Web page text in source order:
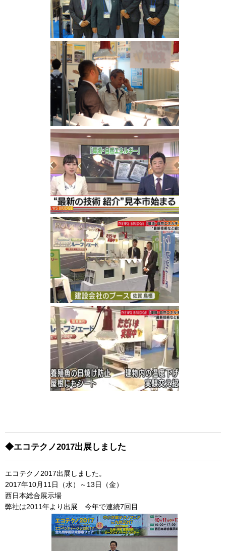
◆エコテクノ2017出展しました
エコテクノ2017出展しました。
2017年10月11日（水）～13日（金）
西日本総合展示場
弊社は2011年より出展 今年で連続7回目